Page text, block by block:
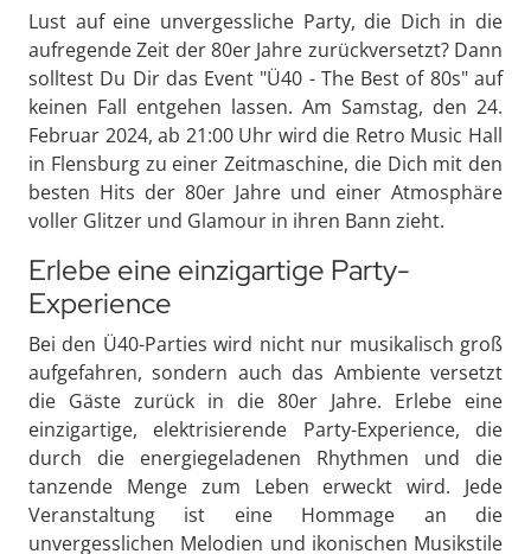
Lust auf eine unvergessliche Party, die Dich in die
aufregende Zeit der 80er Jahre zurückversetzt? Dann
solltest Du Dir das Event "Ü40 - The Best of 80s" auf
keinen Fall entgehen lassen. Am Samstag, den 24.
Februar 2024, ab 21:00 Uhr wird die Retro Music Hall
in Flensburg zu einer Zeitmaschine, die Dich mit den
besten Hits der 80er Jahre und einer Atmosphäre
voller Glitzer und Glamour in ihren Bann zieht.
Erlebe eine einzigartige Party-
Experience
Bei den Ü40-Parties wird nicht nur musikalisch groß
aufgefahren, sondern auch das Ambiente versetzt
die Gäste zurück in die 80er Jahre. Erlebe eine
einzigartige, elektrisierende Party-Experience, die
durch die energiegeladenen Rhythmen und die
tanzende Menge zum Leben erweckt wird. Jede
Veranstaltung ist eine Hommage an die
unvergesslichen Melodien und ikonischen Musikstile